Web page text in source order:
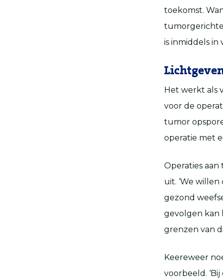
toekomst.
is inmiddels in
Het werkt als
voor de
tumor
operatie met
Operaties
uit. ‘We
gezond
gevolgen kan
grenzen van
Keereweer
voorbeeld.